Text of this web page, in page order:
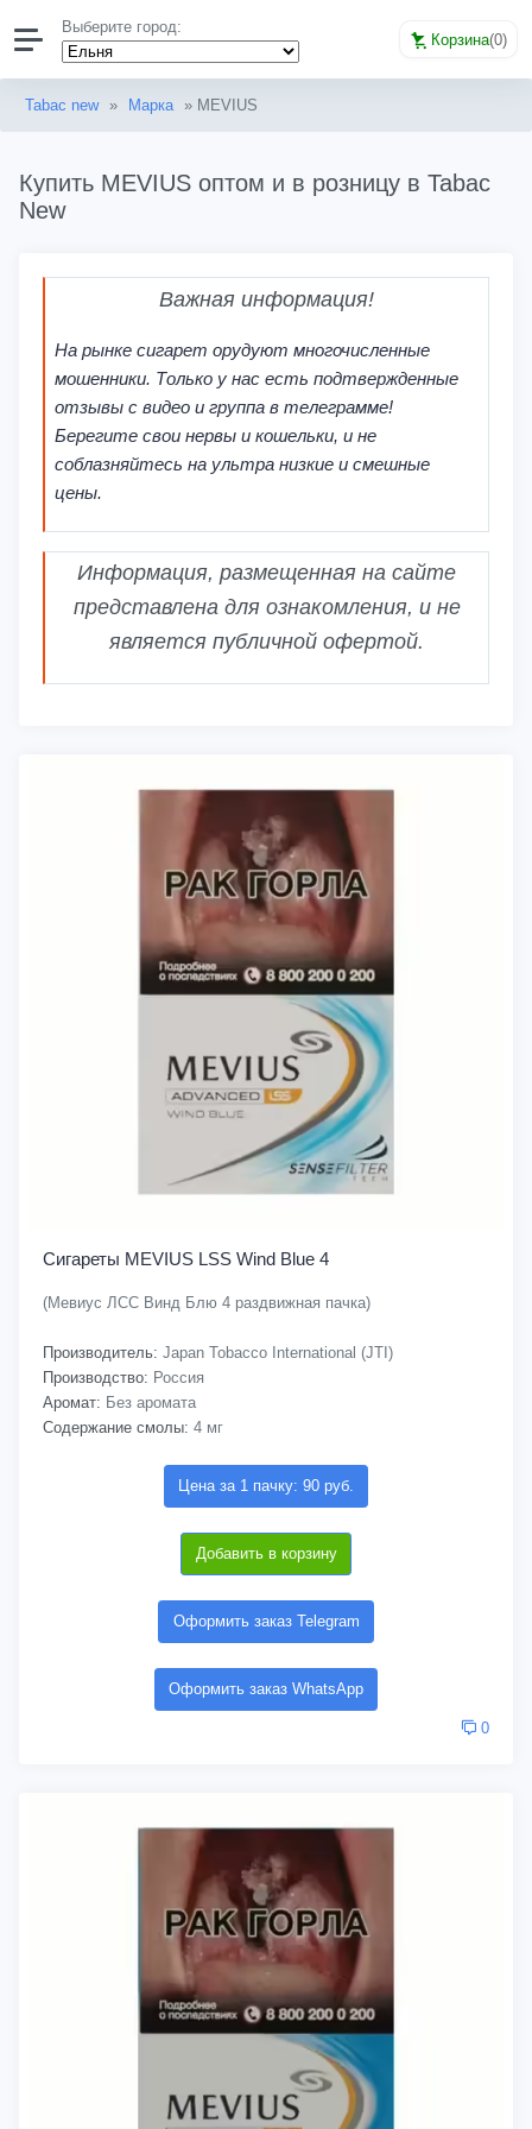
Выберите город:
Корзина(0)
Tabac new » Марка » MEVIUS
Купить MEVIUS оптом и в розницу в Tabac
New
Важная информация!
На рынке сигарет орудуют многочисленные
мошенники. Только у нас есть подтвержденные
отзывы с видео и группа в телеграмме!
Берегите свои нервы и кошельки, и не
соблазняйтесь на ультра низкие и смешные
цены.
Информация, размещенная на сайте
представлена для ознакомления, и не
является публичной офертой.
Сигареты MEVIUS LSS Wind Blue 4
(Мевиус ЛСС Винд Блю 4 раздвижная пачка)
Производитель: Japan Tobacco International (JTI)
Производство: Россия
Аромат: Без аромата
Содержание смолы: 4 мг
Цена за 1 пачку: 90 руб.
Добавить в корзину
Оформить заказ Telegram
Оформить заказ WhatsApp
0